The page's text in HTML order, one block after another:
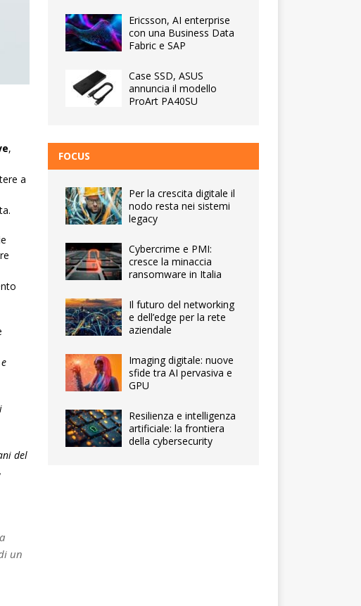
,
a
del
un
Ericsson, AI enterprise
con una Business Data
Fabric e SAP
Case SSD, ASUS
annuncia il modello
ProArt PA40SU
FOCUS
Per la crescita digitale il
nodo resta nei sistemi
legacy
Cybercrime e PMI:
cresce la minaccia
ransomware in Italia
Il futuro del networking
e dell’edge per la rete
aziendale
Imaging digitale: nuove
sfide tra AI pervasiva e
GPU
Resilienza e intelligenza
artificiale: la frontiera
della cybersecurity